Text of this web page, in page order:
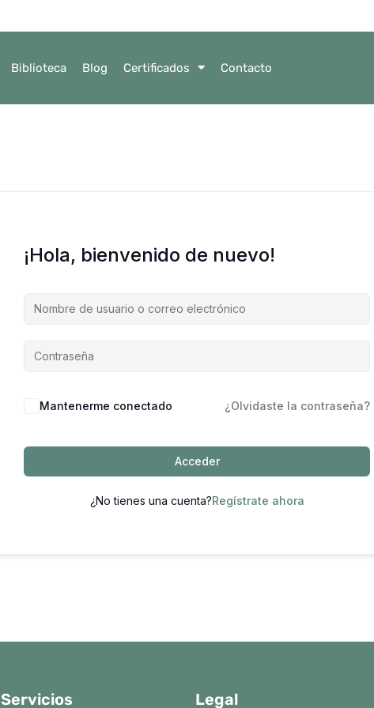
Biblioteca Blog Certificados Contacto
¡Hola, bienvenido de nuevo!
Mantenerme conectado ¿Olvidaste la contraseña?
Acceder
¿No tienes una cuenta?Regístrate ahora
Servicios Legal